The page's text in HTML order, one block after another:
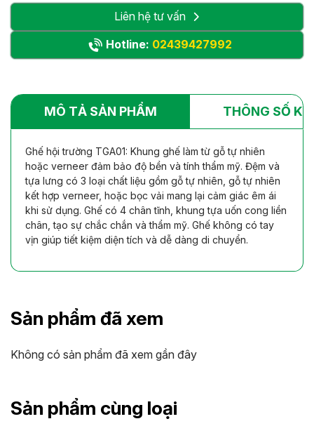
Liên hệ tư vấn
Hotline: 02439427992
MÔ TẢ SẢN PHẨM THÔNG SỐ
Ghế hội trường TGA01: Khung ghế làm từ gỗ tự nhiên
hoặc verneer đảm bảo độ bền và tính thẩm mỹ. Đệm và
tựa lưng có 3 loại chất liệu gồm gỗ tự nhiên, gỗ tự nhiên
kết hợp verneer, hoặc bọc vải mang lại cảm giác êm ái
khi sử dụng. Ghế có 4 chân tĩnh, khung tựa uốn cong liền
chân, tạo sự chắc chắn và thẩm mỹ. Ghế không có tay
vịn giúp tiết kiệm diện tích và dễ dàng di chuyển.
Sản phẩm đã xem
Không có sản phẩm đã xem gần đây
Sản phẩm cùng loại